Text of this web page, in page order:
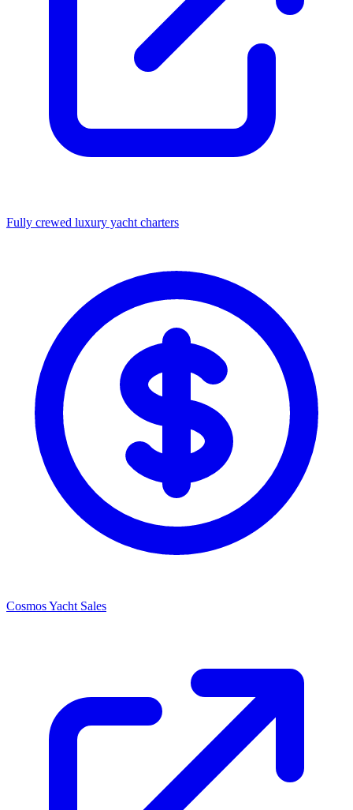
Fully crewed luxury yacht charters
Cosmos Yacht Sales